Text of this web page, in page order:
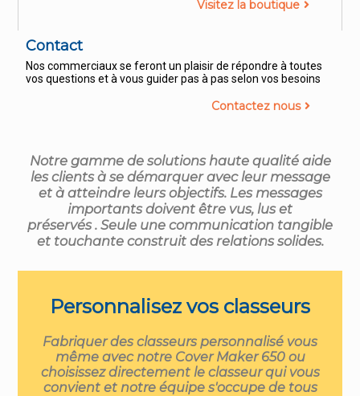
Visitez la boutique
Contact
Nos commerciaux se feront un plaisir de répondre à toutes
vos questions et à vous guider pas à pas selon vos besoins
Contactez nous
Notre gamme de solutions haute qualité aide
les clients à se démarquer avec leur message
et à atteindre leurs objectifs. Les messages
importants doivent être vus, lus et
préservés . Seule une communication tangible
et touchante construit des relations solides.
Personnalisez vos classeurs
Fabriquer des classeurs personnalisé vous
même avec notre Cover Maker 650 ou
choisissez directement le classeur qui vous
convient et notre équipe s'occupe de tous